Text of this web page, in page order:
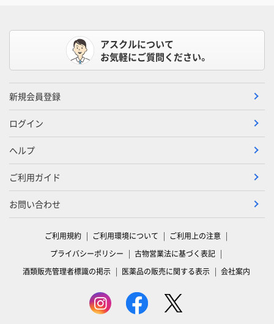
アスクルについて
お気軽にご質問ください。
新規会員登録
ログイン
ヘルプ
ご利用ガイド
お問い合わせ
ご利用規約 ご利用環境について
ご利用上の注意
プライバシーポリシー
古物営業法に基づく表記
酒類販売管理者標識の掲示
医薬品の販売に関する表示 会社案内